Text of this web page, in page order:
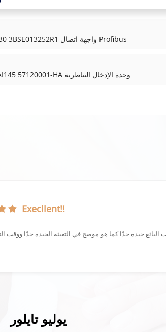
ABB CI830 3BSE013252R1 واجهة اتصال Profibus
ABB DSAI145 57120001-HA وحدة الإدخال التناظرية
Execllent!!
يوليو تايلور